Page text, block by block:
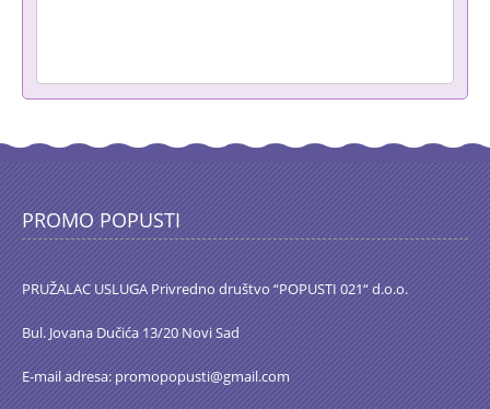
PROMO POPUSTI
PRUŽALAC USLUGA Privredno društvo “POPUSTI 021“ d.o.o.
Bul. Jovana Dučića 13/20 Novi Sad
E-mail adresa: promopopusti@gmail.com